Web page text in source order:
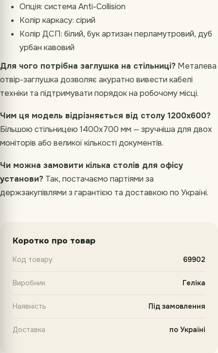
Опція: система Anti-Collision
Колір каркасу: сірий
Колір ДСП: білий, бук артизан перламутровий, дуб
урбан кавовий
Для чого потрібна заглушка на стільниці? Металева
отвір-заглушка дозволяє акуратно вивести кабелі
техніки та підтримувати порядок на робочому місці.
Чим ця модель відрізняється від столу 1200х600?
Більшою стільницею 1400х700 мм — зручніша для двох
моніторів або великої кількості документів.
Чи можна замовити кілька столів для офісу
установи? Так, постачаємо партіями за
держзакупівлями з гарантією та доставкою по Україні.
Коротко про товар
Код товару 69902
Виробник Геліка
Наявність Під замовлення
Доставка по Україні